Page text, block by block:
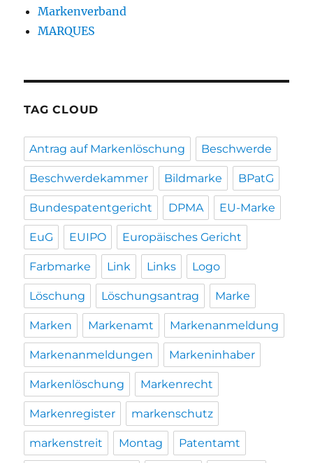
Markenverband
MARQUES
TAG CLOUD
Antrag auf Markenlöschung Beschwerde
Beschwerdekammer Bildmarke BPatG
Bundespatentgericht DPMA EU-Marke
EuG EUIPO Europäisches Gericht
Farbmarke Link Links Logo
Löschung Löschungsantrag Marke
Marken Markenamt Markenanmeldung
Markenanmeldungen Markeninhaber
Markenlöschung Markenrecht
Markenregister markenschutz
markenstreit Montag Patentamt